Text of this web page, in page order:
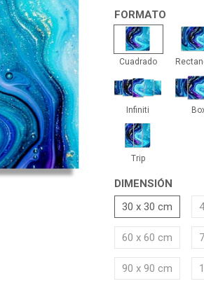
FORMATO
Cuadrado
Cuadrado
Infiniti
Infiniti
Trip
Trip
DIMENSIÓN
30 x 30 cm
60 x 60 cm
90 x 90 cm